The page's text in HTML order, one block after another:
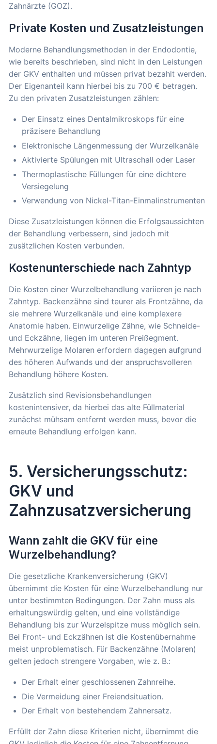
Zahnärzte (GOZ).
Private Kosten und Zusatzleistungen
Moderne Behandlungsmethoden in der Endodontie,
wie bereits beschrieben, sind nicht in den Leistungen
der GKV enthalten und müssen privat bezahlt werden.
Der Eigenanteil kann hierbei bis zu 700 € betragen.
Zu den privaten Zusatzleistungen zählen:
Der Einsatz eines Dentalmikroskops für eine
präzisere Behandlung
Elektronische Längenmessung der Wurzelkanäle
Aktivierte Spülungen mit Ultraschall oder Laser
Thermoplastische Füllungen für eine dichtere
Versiegelung
Verwendung von Nickel-Titan-Einmalinstrumenten
Diese Zusatzleistungen können die Erfolgsaussichten
der Behandlung verbessern, sind jedoch mit
zusätzlichen Kosten verbunden.
Kostenunterschiede nach Zahntyp
Die Kosten einer Wurzelbehandlung variieren je nach
Zahntyp. Backenzähne sind teurer als Frontzähne, da
sie mehrere Wurzelkanäle und eine komplexere
Anatomie haben. Einwurzelige Zähne, wie Schneide-
und Eckzähne, liegen im unteren Preißegment.
Mehrwurzelige Molaren erfordern dagegen aufgrund
des höheren Aufwands und der anspruchsvolleren
Behandlung höhere Kosten.
Zusätzlich sind Revisionsbehandlungen
kostenintensiver, da hierbei das alte Füllmaterial
zunächst mühsam entfernt werden muss, bevor die
erneute Behandlung erfolgen kann.
5. Versicherungsschutz:
GKV und
Zahnzusatzversicherung
Wann zahlt die GKV für eine
Wurzelbehandlung?
Die gesetzliche Krankenversicherung (GKV)
übernimmt die Kosten für eine Wurzelbehandlung nur
unter bestimmten Bedingungen. Der Zahn muss als
erhaltungswürdig gelten, und eine vollständige
Behandlung bis zur Wurzelspitze muss möglich sein.
Bei Front- und Eckzähnen ist die Kostenübernahme
meist unproblematisch. Für Backenzähne (Molaren)
gelten jedoch strengere Vorgaben, wie z. B.:
Der Erhalt einer geschlossenen Zahnreihe.
Die Vermeidung einer Freiendsituation.
Der Erhalt von bestehendem Zahnersatz.
Erfüllt der Zahn diese Kriterien nicht, übernimmt die